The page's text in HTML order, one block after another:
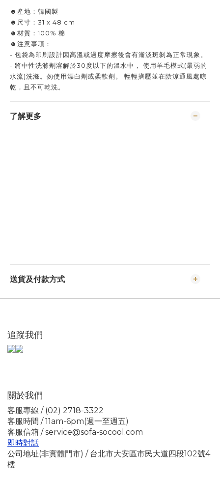
☻產地：韓國製
☻尺寸： 31 x 48 cm
☻材質： 100% 棉
☻注意事項：
- 包袋為印刷設計因高溫或過度摩擦後會有漸淡斑剝為正常現象。
- 將中性洗滌劑溶解於30度以下的溫水中， 使用羊毛模式(最弱的
水流)洗滌。勿使用漂白劑或柔軟劑。 輕輕擠壓並在陰涼通風處晾
乾，且不可乾洗。
了解更多
送貨及付款方式
追蹤我們
關於我們
客服專線 / (02) 2718-3322
客服時間 / 11am-6pm(週一至週五)
客服信箱 / service@sofa-socool.com
即時對話
公司地址(非實體門市) / 台北市大安區市民大道四段102號4
樓